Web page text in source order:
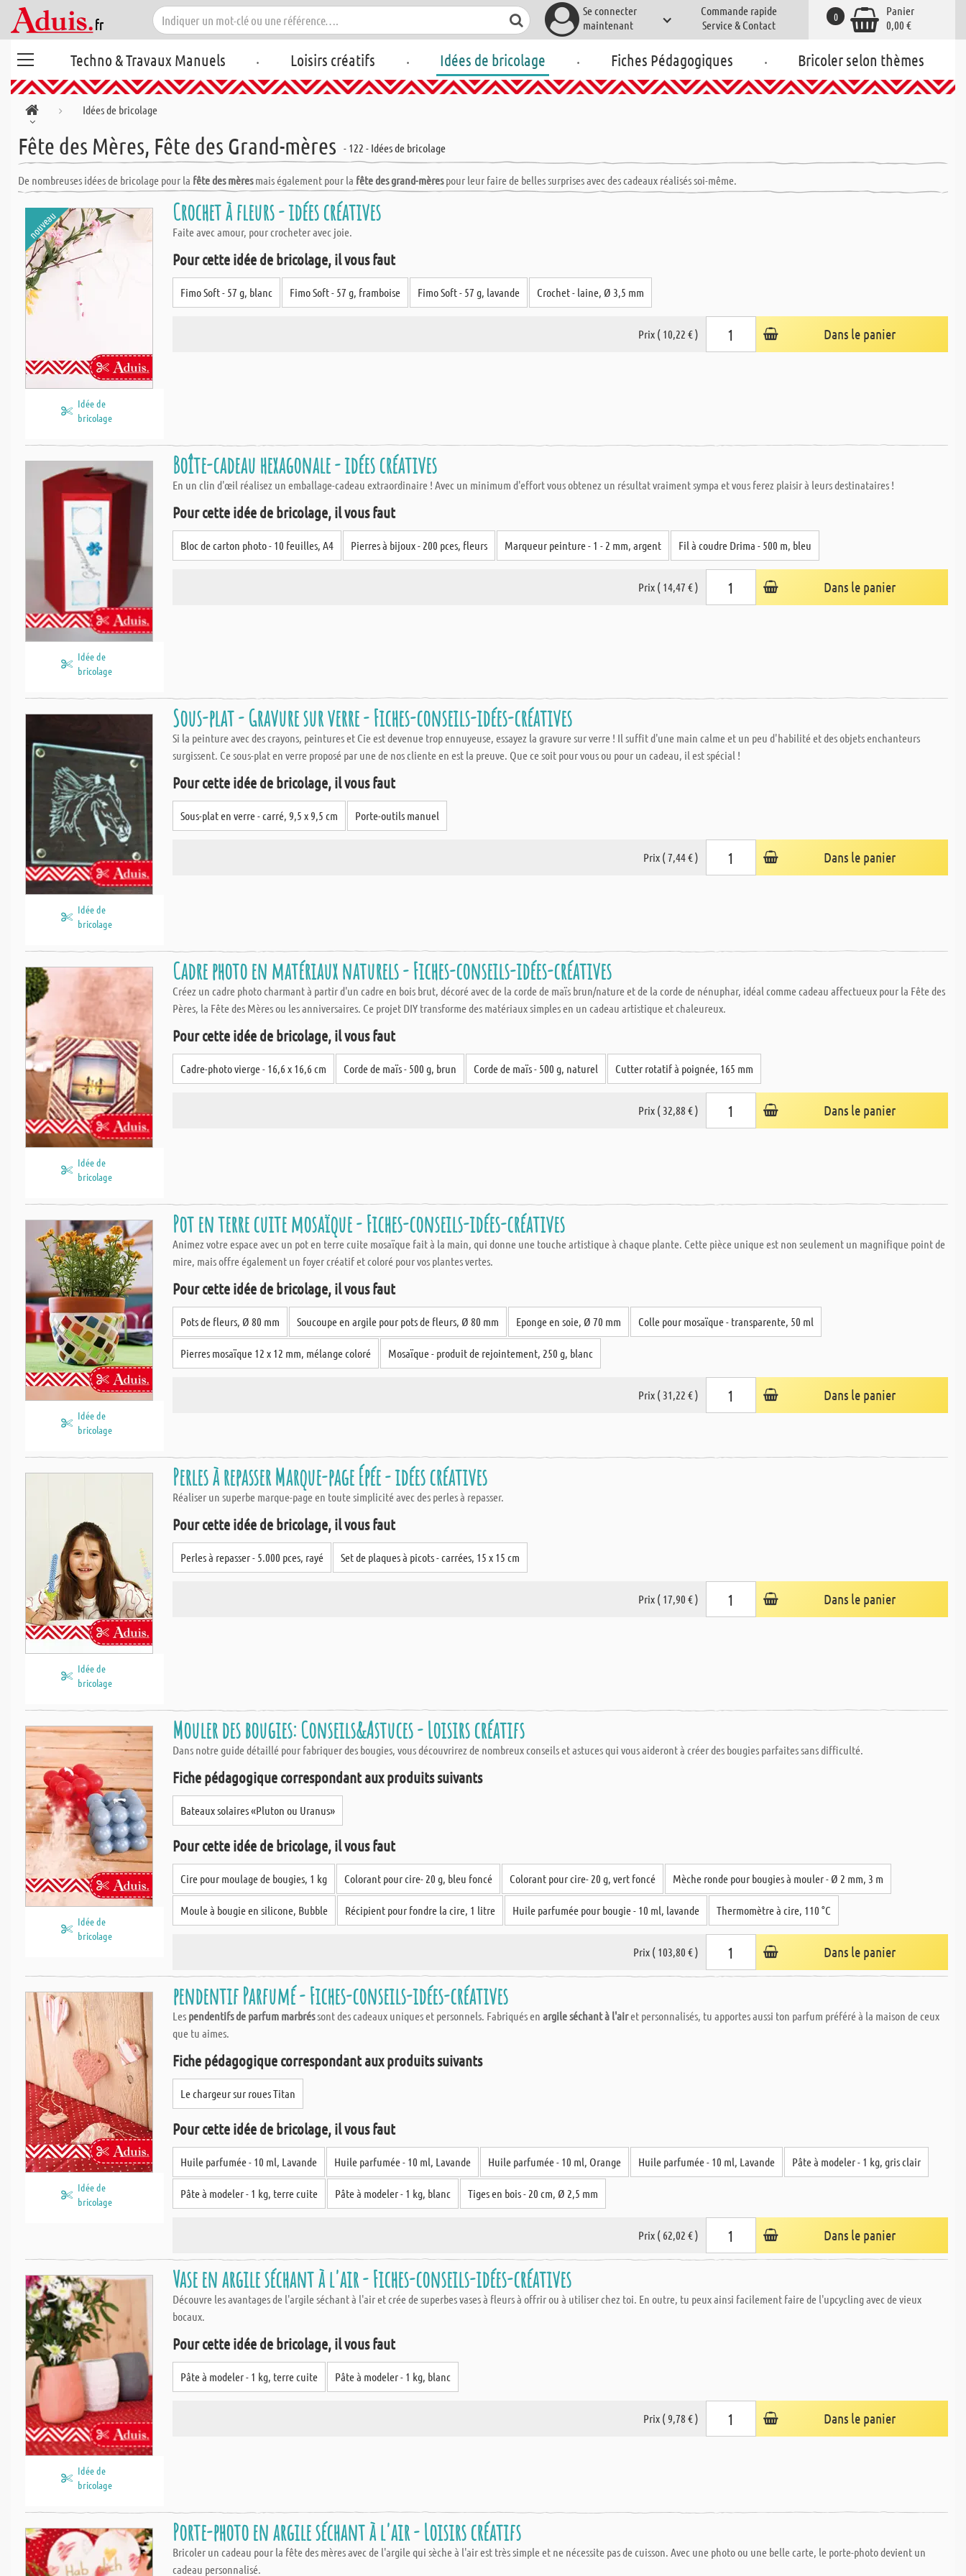
Se connecter
maintenant
Commande rapide
Service & Contact
Panier
0,00 €
0
Techno & Travaux Manuels . Loisirs créatifs . Idées de bricolage . Fiches Pédagogiques . Bricoler selon thèmes
Idées de bricolage
Fête des Mères, Fête des Grand-mères - 122 - Idées de bricolage
De nombreuses idées de bricolage pour la fête des mèresmais également pour la fête des grand-mèrespour leur faire de belles surprises avec des cadeaux réalisés soi-même.
Idée de
bricolage
nouveau Crochet à fleurs - idées créatives
Faite avec amour, pour crocheter avec joie.
Pour cette idée de bricolage, il vous faut
Fimo Soft - 57 g, blanc Fimo Soft - 57 g, framboise Fimo Soft - 57 g, lavande Crochet - laine, Ø 3,5 mm
Prix ( 10,22 € ) Dans le panier
Idée de
bricolage
Boîte-cadeau hexagonale - idées créatives
En un clin d'œil réalisez un emballage-cadeau extraordinaire ! Avec un minimum d'effort vous obtenez un résultat vraiment sympa et vous ferez plaisir à leurs destinataires !
Pour cette idée de bricolage, il vous faut
Bloc de carton photo - 10 feuilles, A4 Pierres à bijoux - 200 pces, fleurs Marqueur peinture - 1 - 2 mm, argent Fil à coudre Drima - 500 m, bleu
Prix ( 14,47 € ) Dans le panier
Idée de
bricolage
Sous-plat - Gravure sur verre - Fiches-conseils-idées-créatives
Si la peinture avec des crayons, peintures et Cie est devenue trop ennuyeuse, essayez la gravure sur verre ! Il suffit d'une main calme et un peu d'habilité et des objets enchanteurs
surgissent. Ce sous-plat en verre proposé par une de nos cliente en est la preuve. Que ce soit pour vous ou pour un cadeau, il est spécial !
Pour cette idée de bricolage, il vous faut
Sous-plat en verre - carré, 9,5 x 9,5 cm Porte-outils manuel
Prix ( 7,44 € ) Dans le panier
Idée de
bricolage
Cadre photo en matériaux naturels - Fiches-conseils-idées-créatives
Créez un cadre photo charmant à partir d'un cadre en bois brut, décoré avec de la corde de maïs brun/nature et de la corde de nénuphar, idéal comme cadeau affectueux pour la Fête des
Pères, la Fête des Mères ou les anniversaires. Ce projet DIY transforme des matériaux simples en un cadeau artistique et chaleureux.
Pour cette idée de bricolage, il vous faut
Cadre-photo vierge - 16,6 x 16,6 cm Corde de maïs - 500 g, brun Corde de maïs - 500 g, naturel Cutter rotatif à poignée, 165 mm
Prix ( 32,88 € ) Dans le panier
Idée de
bricolage
Pot en terre cuite mosaïque - Fiches-conseils-idées-créatives
Animez votre espace avec un pot en terre cuite mosaïque fait à la main, qui donne une touche artistique à chaque plante. Cette pièce unique est non seulement un magnifique point de
mire, mais offre également un foyer créatif et coloré pour vos plantes vertes.
Pour cette idée de bricolage, il vous faut
Pots de fleurs, Ø 80 mm Soucoupe en argile pour pots de fleurs, Ø 80 mm Eponge en soie, Ø 70 mm Colle pour mosaïque - transparente, 50 ml
Pierres mosaïque 12 x 12 mm, mélange coloré Mosaïque - produit de rejointement, 250 g, blanc
Prix ( 31,22 € ) Dans le panier
Idée de
bricolage
Perles à repasser Marque-page Épée - idées créatives
Réaliser un superbe marque-page en toute simplicité avec des perles à repasser.
Pour cette idée de bricolage, il vous faut
Perles à repasser - 5.000 pces, rayé Set de plaques à picots - carrées, 15 x 15 cm
Prix ( 17,90 € ) Dans le panier
Idée de
bricolage
Mouler des bougies: Conseils&Astuces - Loisirs créatifs
Dans notre guide détaillé pour fabriquer des bougies, vous découvrirez de nombreux conseils et astuces qui vous aideront à créer des bougies parfaites sans difficulté.
Fiche pédagogique correspondant aux produits suivants
Bateaux solaires «Pluton ou Uranus»
Pour cette idée de bricolage, il vous faut
Cire pour moulage de bougies, 1 kg Colorant pour cire- 20 g, bleu foncé Colorant pour cire- 20 g, vert foncé Mèche ronde pour bougies à mouler - Ø 2 mm, 3 m
Moule à bougie en silicone, Bubble Récipient pour fondre la cire, 1 litre Huile parfumée pour bougie - 10 ml, lavande Thermomètre à cire, 110 °C
Prix ( 103,80 € ) Dans le panier
Idée de
bricolage
pendentif Parfumé - Fiches-conseils-idées-créatives
Les pendentifs de parfum marbréssont des cadeaux uniques et personnels. Fabriqués enargile séchant à l'airet personnalisés, tu apportes aussi ton parfum préféré à la maison de ceux
que tu aimes.
Fiche pédagogique correspondant aux produits suivants
Le chargeur sur roues Titan
Pour cette idée de bricolage, il vous faut
Huile parfumée - 10 ml, Lavande Huile parfumée - 10 ml, Lavande Huile parfumée - 10 ml, Orange Huile parfumée - 10 ml, Lavande Pâte à modeler - 1 kg, gris clair
Pâte à modeler - 1 kg, terre cuite Pâte à modeler - 1 kg, blanc Tiges en bois - 20 cm, Ø 2,5 mm
Prix ( 62,02 € ) Dans le panier
Idée de
bricolage
Vase en argile séchant à l'air - Fiches-conseils-idées-créatives
Découvre les avantages de l'argile séchant à l'air et crée de superbes vases à fleurs à offrir ou à utiliser chez toi. En outre, tu peux ainsi facilement faire de l'upcycling avec de vieux
bocaux.
Pour cette idée de bricolage, il vous faut
Pâte à modeler - 1 kg, terre cuite Pâte à modeler - 1 kg, blanc
Prix ( 9,78 € ) Dans le panier
Porte-photo en argile séchant à l'air - Loisirs créatifs
Bricoler un cadeau pour la fête des mères avec de l'argile qui sèche à l'air est très simple et ne nécessite pas de cuisson. Avec une photo ou une belle carte, le porte-photo devient un
cadeau personnalisé.